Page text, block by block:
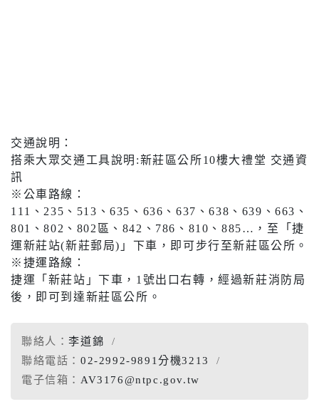
交通說明：
搭乘大眾交通工具說明:新莊區公所10樓大禮堂 交通資
訊
※公車路線：
111、235、513、635、636、637、638、639、663、
801、802、802區、842、786、810、885…，至「捷
運新莊站(新莊郵局)」下車，即可步行至新莊區公所。
※捷運路線：
捷運「新莊站」下車，1號出口右轉，經過新莊消防局
後，即可到達新莊區公所。
聯絡人：李道錦
聯絡電話： 02-2992-9891分機3213
電子信箱： AV3176@ntpc.gov.tw